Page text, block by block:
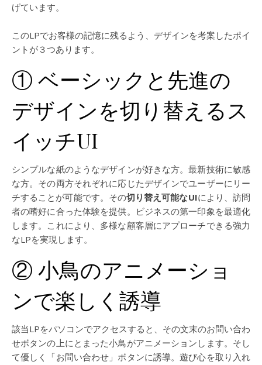
げています。
このLPでお客様の記憶に残るよう、デザインを考案したポイ
ントが３つあります。
① ベーシックと先進の
デザインを切り替えるス
イッチUI
シンプルな紙のようなデザインが好きな方。最新技術に敏感
な方。その両方それぞれに応じたデザインでユーザーにリー
チすることが可能です。その切り替え可能なUIにより、訪問
者の嗜好に合った体験を提供。ビジネスの第一印象を最適化
します。これにより、多様な顧客層にアプローチできる強力
なLPを実現します。
② 小鳥のアニメーショ
ンで楽しく誘導
該当LPをパソコンでアクセスすると、その文末のお問い合わ
せボタンの上にとまった小鳥がアニメーションします。そし
て優しく「お問い合わせ」ボタンに誘導。遊び心を取り入れ